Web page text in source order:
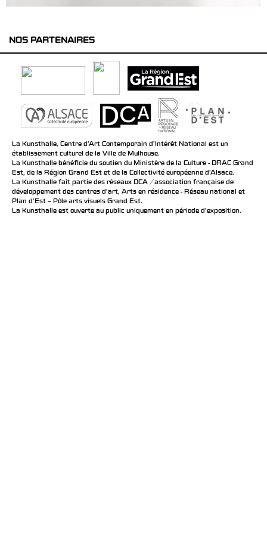
NOS PARTENAIRES
La Kunsthalle, Centre d’Art Contemporain d’Intérêt National est un
établissement culturel de la Ville de Mulhouse.
La Kunsthalle bénéficie du soutien du Ministère de la Culture - DRAC Grand
Est, de la Région Grand Est et de la Collectivité européenne d’Alsace.
La Kunsthalle fait partie des réseaux DCA / association française de
développement des centres d'art, Arts en résidence - Réseau national et
Plan d’Est – Pôle arts visuels Grand Est.
La Kunsthalle est ouverte au public uniquement en période d'exposition.